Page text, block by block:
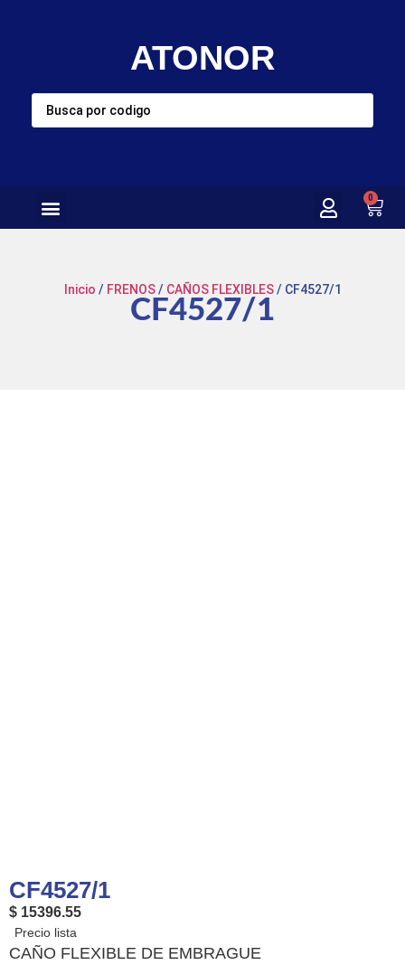
ATONOR
0
Inicio / FRENOS/ CAÑOS FLEXIBLES/ CF4527/1
CF4527/1
CF4527/1
$ 15396.55
CAÑO FLEXIBLE DE EMBRAGUE